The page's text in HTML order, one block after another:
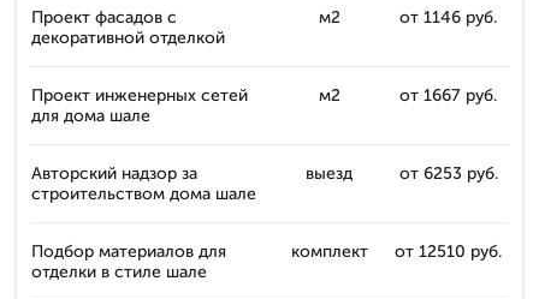
Проект фасадов с
декоративной отделкой
м2 от 1146 руб.
Проект инженерных сетей
для дома шале
м2 от 1667 руб.
Авторский надзор за
строительством дома шале
выезд от 6253 руб.
Подбор материалов для
отделки в стиле шале
комплект от 12510 руб.